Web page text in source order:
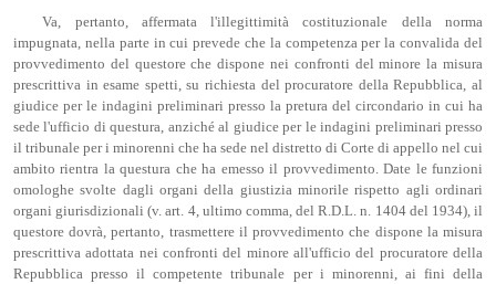
Va, pertanto, affermata l'illegittimità costituzionale della norma
impugnata, nella parte in cui prevede che la competenza per la convalida del
provvedimento del questore che dispone nei confronti del minore la misura
prescrittiva in esame spetti, su richiesta del procuratore della Repubblica, al
giudice per le indagini preliminari presso la pretura del circondario in cui ha
sede l'ufficio di questura, anziché al giudice per le indagini preliminari presso
il tribunale per i minorenni che ha sede nel distretto di Corte di appello nel cui
ambito rientra la questura che ha emesso il provvedimento. Date le funzioni
omologhe svolte dagli organi della giustizia minorile rispetto agli ordinari
organi giurisdizionali (v. art. 4, ultimo comma, del R.D.L. n. 1404 del 1934), il
questore dovrà, pertanto, trasmettere il provvedimento che dispone la misura
prescrittiva adottata nei confronti del minore all'ufficio del procuratore della
Repubblica presso il competente tribunale per i minorenni, ai fini della